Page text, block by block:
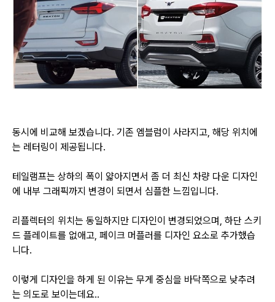
동시에 비교해 보겠습니다. 기존 엠블럼이 사라지고, 해당 위치에
는 레터링이 제공됩니다.
테일램프는 상하의 폭이 얇아지면서 좀 더 최신 차량 다운 디자인
에 내부 그래픽까지 변경이 되면서 심플한 느낌입니다.
리플렉터의 위치는 동일하지만 디자인이 변경되었으며, 하단 스키
드 플레이트를 없애고, 페이크 머플러를 디자인 요소로 추가했습
니다.
이렇게 디자인을 하게 된 이유는 무게 중심을 바닥쪽으로 낮추려
는 의도로 보이는데요..